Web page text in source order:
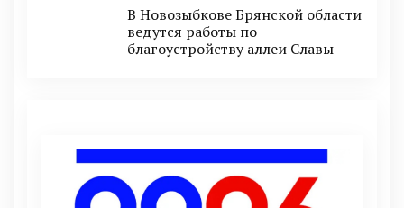
В Новозыбкове Брянской области
ведутся работы по
благоустройству аллеи Славы